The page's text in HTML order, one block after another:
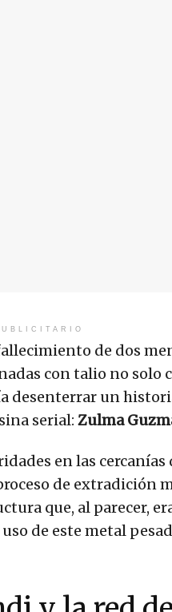
de dos
con talio no solo
desenterrar un
serial: Zulma
en las cercanías
de extradición
que, al parecer,
de este metal